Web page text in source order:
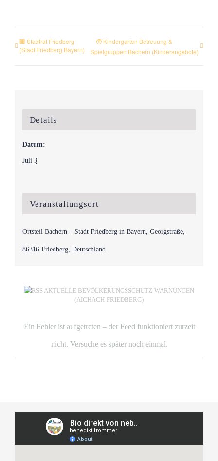
🏢 Stadtrat Friedberg
(Stadt Friedberg Bayern)
🧒 Kindergarten Betreuung &
Spielgruppen Bachern (Kinderangebote)
Details
Datum:
Juli 3
Veranstaltungsort
Ortsteil Bachern – Stadt Friedberg in Bayern, Georgstraße,
86316 Friedberg, Deutschland
AKTUELLE BEVÖLKERUNGSSCHUTZ-WARNUNGEN
(AICHACH-FRIEDBERG)
Ein Fehler ist aufgetreten – der Feed funktioniert zurzeit
nicht. Versuche es später noch einmal.